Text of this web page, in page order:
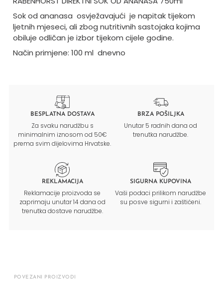
Sok od ananasa osvježavajući je napitak tijekom
ljetnih mjeseci, ali zbog nutritivnih sastojaka kojima
obiluje odličan je izbor tijekom cijele godine.
Način primjene: 100 ml dnevno
BESPLATNA DOSTAVA
Za svaku narudžbu s
minimalnim iznosom od 50€
prema svim dijelovima Hrvatske.
BRZA POŠILJKA
Unutar 5 radnih dana od
trenutka narudžbe.
REKLAMACIJA
Reklamacije proizvoda se
zaprimaju unutar 14 dana od
trenutka dostave narudžbe.
SIGURNA KUPOVINA
Vaši podaci prilikom narudžbe
su posve sigurni i zaštićeni.
POVEZANI PROIZVODI